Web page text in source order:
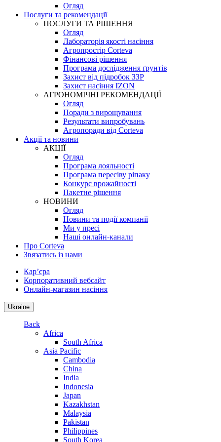
Огляд
Послуги та рекомендації
ПОСЛУГИ ТА РІШЕННЯ
Огляд
Лабораторія якості насіння
Агропростір Corteva
Фінансові рішення
Програма дослідження ґрунтів
Захист від підробок ЗЗР
Захист насіння IZON
АГРОНОМІЧНІ РЕКОМЕНДАЦІЇ
Огляд
Поради з вирощування
Результати випробувань
Агропоради від Corteva
Акції та новини
АКЦІЇ
Огляд
Програма лояльності
Програма пересіву ріпаку
Конкурс врожайності
Пакетне рішення
НОВИНИ
Огляд
Новини та події компанії
Ми у пресі
Наші онлайн-канали
Про Corteva
Звязатись із нами
Кар’єра
Корпоративний вебсайт
Онлайн-магазин насіння
Ukraine
Back
Africa
South Africa
Asia Pacific
Cambodia
China
India
Indonesia
Japan
Kazakhstan
Malaysia
Pakistan
Philippines
South Korea